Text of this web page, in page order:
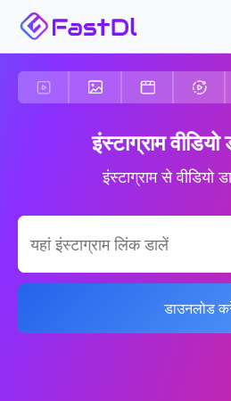
इंस्टाग्राम
इंस्टाग्राम से वीडियो
डाउनलोड